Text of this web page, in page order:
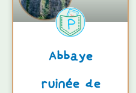
Abbaye
ruinée de